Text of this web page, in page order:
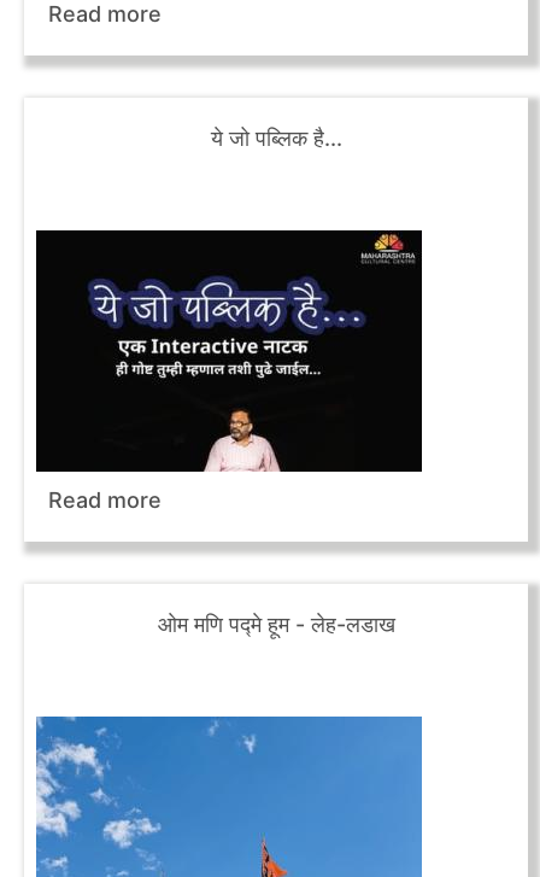
Read more
ये जो पब्लिक है...
Read more
ओम मणि पद्मे हूम - लेह-लडाख